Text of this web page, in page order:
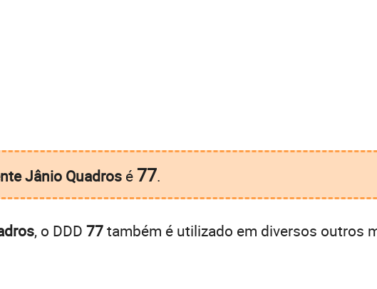
Jânio Quadros é 77.
, o DDD 77também é utilizado em diversos outros